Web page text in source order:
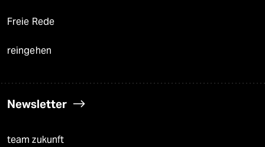
Freie Rede
reingehen
Newsletter
team zukunft